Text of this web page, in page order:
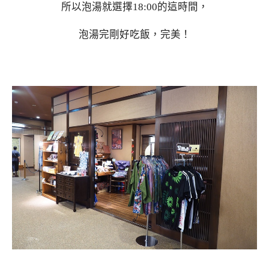
所以泡湯就選擇18:00的這時間，
泡湯完剛好吃飯，完美！